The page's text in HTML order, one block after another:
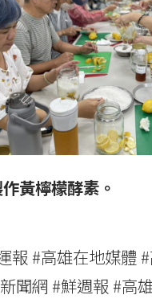
黃檸檬酵素。
報 #高雄在地媒體
聞網 #鮮週報 #高